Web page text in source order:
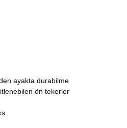
ayakta durabilme
ön tekerler